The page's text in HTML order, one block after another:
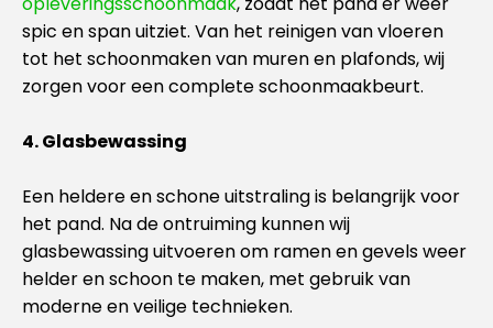
spic en span uitziet. Van het reinigen van vloeren
tot het schoonmaken van muren en plafonds, wij
zorgen voor een complete schoonmaakbeurt.
4. Glasbewassing
Een heldere en schone uitstraling is belangrijk voor
het pand. Na de ontruiming kunnen wij
glasbewassing uitvoeren om ramen en gevels weer
helder en schoon te maken, met gebruik van
moderne en veilige technieken.